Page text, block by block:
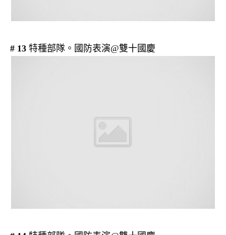
# 13 特種部隊。國防表演@雙十國慶